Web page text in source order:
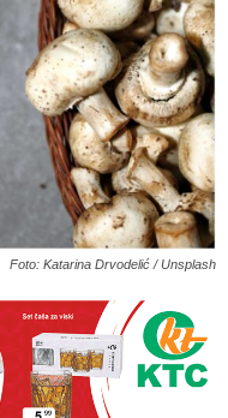
Foto: Katarina Drvodelić / Unsplash